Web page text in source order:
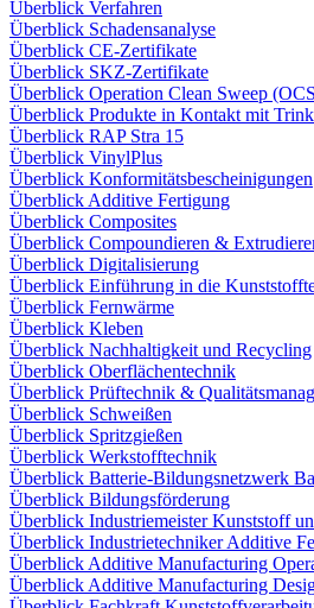
Überblick Verfahren
Überblick Schadensanalyse
Überblick CE-Zertifikate
Überblick SKZ-Zertifikate
Überblick Operation Clean Sweep
Überblick Produkte in Kontakt mit
Überblick RAP Stra 15
Überblick VinylPlus
Überblick Konformitätsbescheinigungen
Überblick Additive Fertigung
Überblick Composites
Überblick Compoundieren &
Überblick Digitalisierung
Überblick Einführung in die
Überblick Fernwärme
Überblick Kleben
Überblick Nachhaltigkeit und Recycling
Überblick Oberflächentechnik
Überblick Prüftechnik &
Überblick Schweißen
Überblick Spritzgießen
Überblick Werkstofftechnik
Überblick Batterie-Bildungsnetzwerk
Überblick Bildungsförderung
Überblick Industriemeister Kunststoff
Überblick Industrietechniker Additive
Überblick Additive Manufacturing
Überblick Additive Manufacturing